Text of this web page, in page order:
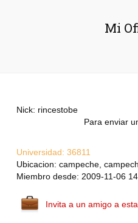
Mi
Nick: rincestobe
Para enviar
Universidad: 36811
Ubicacion: campeche,
Miembro desde: 2009-11-06
Invita a un amigo a